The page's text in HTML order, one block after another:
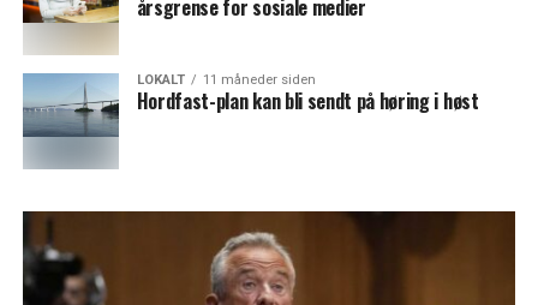
årsgrense for sosiale medier
LOKALT 11 måneder siden
Hordfast-plan kan bli sendt på høring i høst